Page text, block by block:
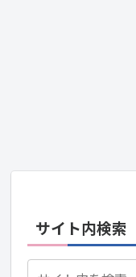
サイト内検索